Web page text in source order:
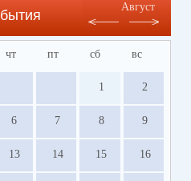
Август
чт пт сб вс
1 2
6 7 8 9
13 14 15 16